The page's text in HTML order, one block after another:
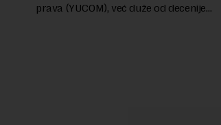
prava (YUCOM), već duže od decenije